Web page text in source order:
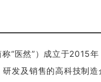
“医然”）成立于2015
发及销售的高科技制